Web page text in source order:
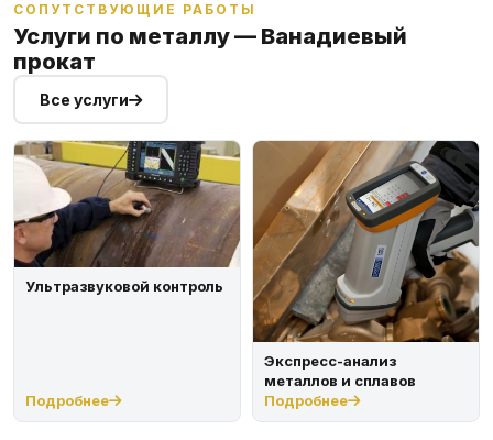
СОПУТСТВУЮЩИЕ РАБОТЫ
Услуги по металлу — Ванадиевый
прокат
Все услуги
Ультразвуковой контроль
Подробнее
Экспресс-анализ
металлов и сплавов
Подробнее